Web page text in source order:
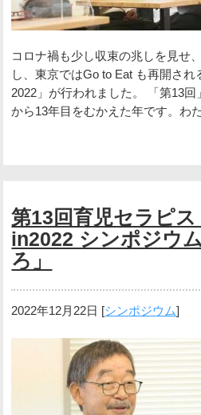
コロナ禍も少し収束の兆しを見せ
し、東京ではGo to Eat も再開さ
2022」が行われました。 「第13
から13年目をむかえた年です。わ
第13回育児セラピ
in2022 シンポジウ
ろ」
2022年12月22日 [シンポジウム]